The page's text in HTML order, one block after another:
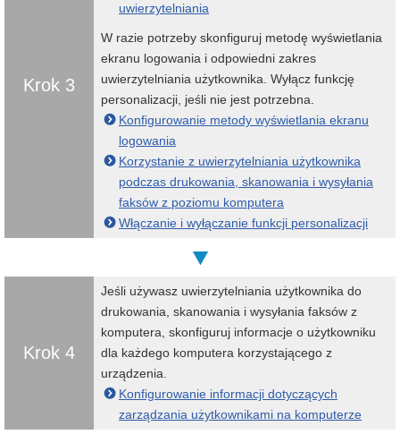
Krok 3
uwierzytelniania
W razie potrzeby skonfiguruj metodę wyświetlania
ekranu logowania i odpowiedni zakres
uwierzytelniania użytkownika. Wyłącz funkcję
personalizacji, jeśli nie jest potrzebna.
Konfigurowanie metody wyświetlania ekranu
logowania
Korzystanie z uwierzytelniania użytkownika
podczas drukowania, skanowania i wysyłania
faksów z poziomu komputera
Włączanie i wyłączanie funkcji personalizacji
Krok 4
Jeśli używasz uwierzytelniania użytkownika do
drukowania, skanowania i wysyłania faksów z
komputera, skonfiguruj informacje o użytkowniku
dla każdego komputera korzystającego z
urządzenia.
Konfigurowanie informacji dotyczących
zarządzania użytkownikami na komputerze